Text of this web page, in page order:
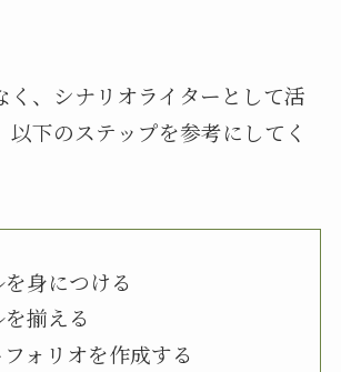
く、シナリオライターとして活
以下のステップを参考にしてく
身につける
揃える
ォリオを作成する